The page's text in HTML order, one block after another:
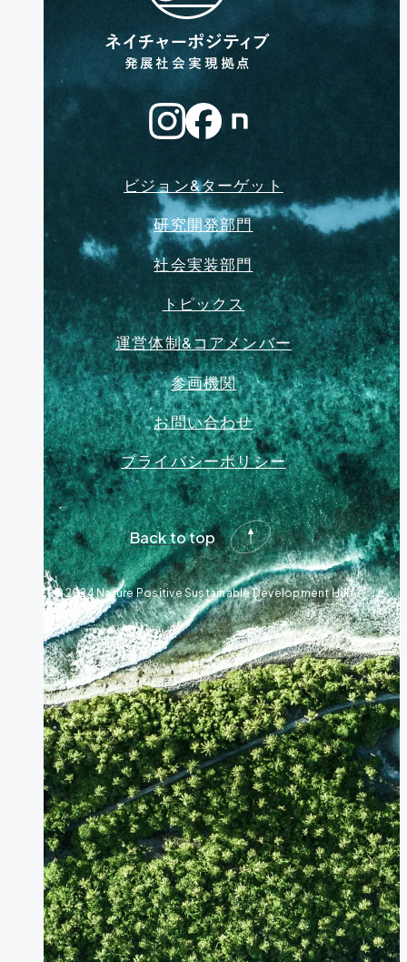
ビジョン&ターゲット
研究開発部門
社会実装部門
トピックス
運営体制&コアメンバー
参画機関
お問い合わせ
プライバシーポリシー
Back to top
© 2024 Nature Positive Sustainable Development Hub